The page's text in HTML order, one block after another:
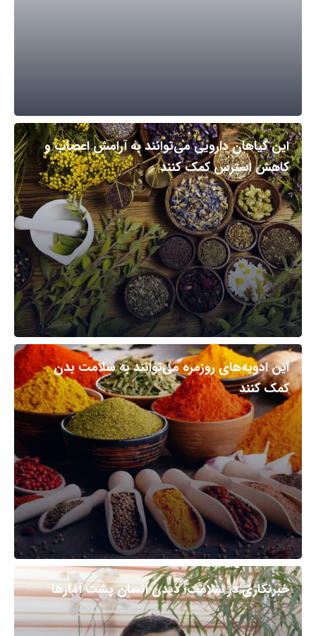
این گیاهان دارویی می‌توانند به آرامش اعصاب و
کاهش استرس کمک کنند
این ادویه‌های روزمره می‌توانند به سلامت بدن
کمک کنند
خبرنگاری در سلامت؛ دیدن انسان پشت آمارها